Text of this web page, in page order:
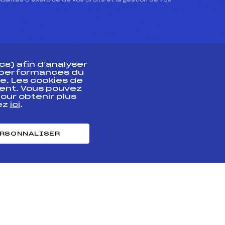
professionnel
afin d’analyser
du
Les cookies de
Vous pouvez
obtenir plus
ici.